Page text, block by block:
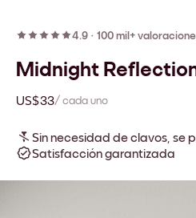
4.9 · 100 mil+
Midnight
US$33/ cada uno
Sin necesidad de clavos, se
Satisfacción garantizada